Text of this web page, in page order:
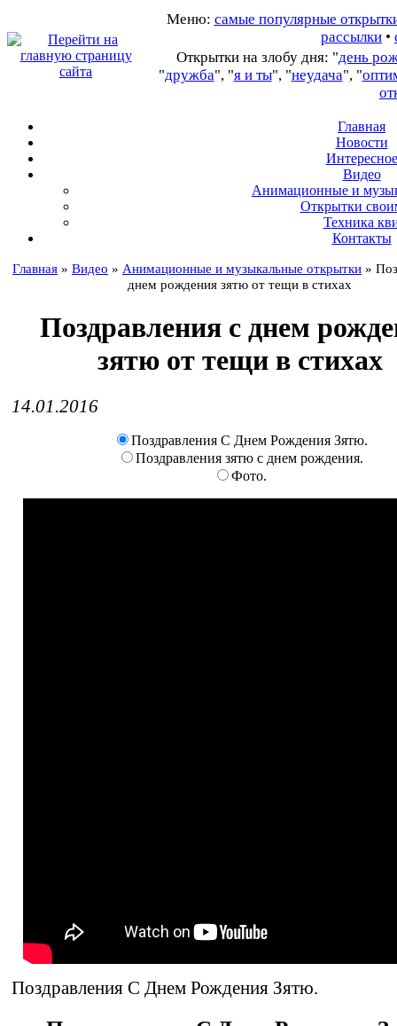
Меню: самые популярные
рассылки •
Открытки на злобу дня: "день
"дружба", "я и ты", "неудача", "
Главная
Новости
Интересное
Видео
Анимационные и
Открытки
Техника
Контакты
Главная » Видео » Анимационные и музыкальные открытки »
днем рождения зятю от тещи в стихах
Поздравления с днем
зятю от тещи в стихах
14.01.2016
Поздравления С Днем Рождения Зятю.
Поздравления зятю с днем рождения.
Фото.
Поздравления С Днем Рождения Зятю.